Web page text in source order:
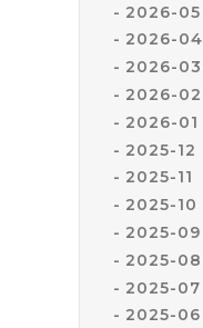
2026-05
2026-04
2026-03
2026-02
2026-01
2025-12
2025-11
2025-10
2025-09
2025-08
2025-07
2025-06